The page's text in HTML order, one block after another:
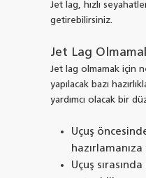
Jet lag, hızlı
getirebilirsiniz.
Jet Lag
Jet lag olmamak için
yapılacak bazı
yardımcı olacak bir
Uçuş
Uçuş